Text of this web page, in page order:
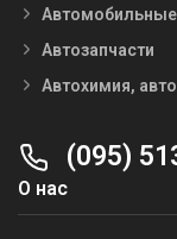
Автозапчасти
Автохимия,
(095)
О нас